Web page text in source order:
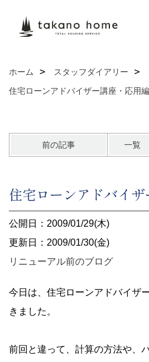
ホーム
スタッフダイアリー
住宅ローンアドバイザー講座・応用編
前の記事 一覧
住宅ローンアドバイ
公開日：2009/01/29(木)
更新日：2009/01/30(金)
リニューアル前のブログ
今日は、住宅ローンアドバイザ
きました。
前回と違って、計算の方法や、